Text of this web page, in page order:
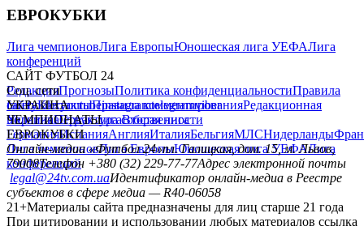
ЕВРОКУБКИ
Лига чемпионовЛига ЕвропыЮношеская лига УЕФАЛига
конференций
САЙТ ФУТБОЛ 24
РедакцияПрогнозыПолитика конфиденциальностиПравила
сайтуКонтактыПравила комментированияРедакционная
политикаСтруктура собственности
Соц. сети
facebookxyoutubeinstagramtelegramviber
УКРАИНА
УкраинаПервая лигаВторая лига
ЧЕМПИОНАТЫ
ГерманияИспанияАнглияИталияБельгияМЛСНидерланды
ЕВРОКУБКИ
Лига чемпионовЛига ЕвропыЮношеская лига УЕФАЛига
конференций
Онлайн-медиа «Футбол 24»пл. Галицкая, дом. 15, м. Львов,
79008Телефон +380 (32) 229-77-77Адрес электронной почты
legal@24tv.com.uaИдентификатор онлайн-медиа в Реестре
субъектов в сфере медиа — R40-06058
21+Материалы сайта предназначены для лиц старше 21 года
При цитировании и использовании любых материалов ссылка